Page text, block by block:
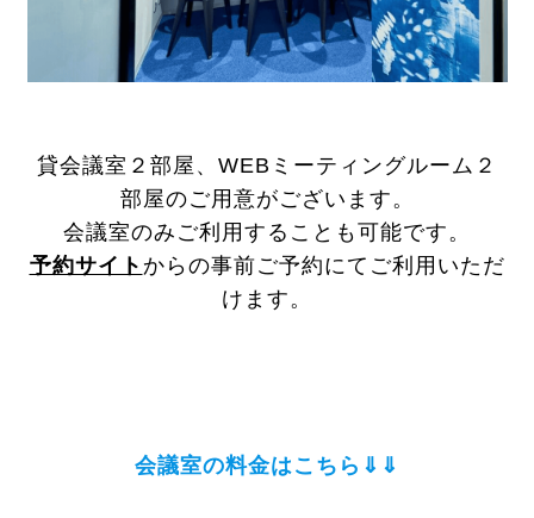
貸会議室２部屋、WEBミーティングルーム２
部屋のご用意がございます。
会議室のみご利用することも可能です。
予約サイト からの事前ご予約にてご利用いただ
けます。
会議室の料金はこちら⇓⇓